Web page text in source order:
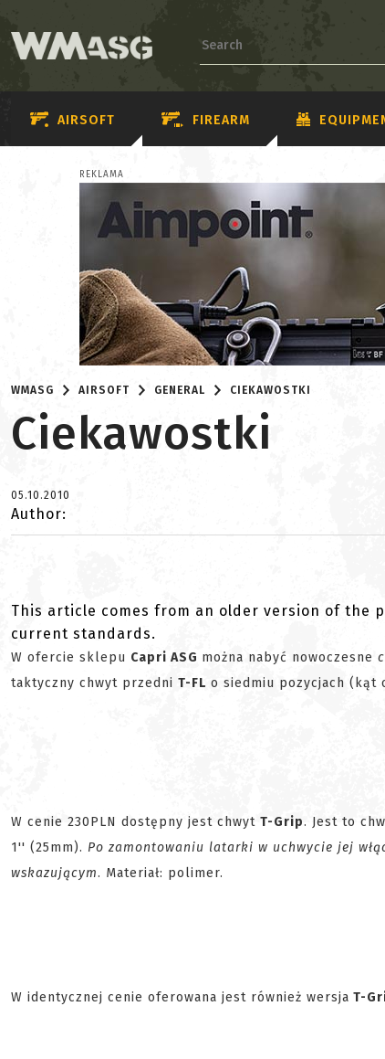
AIRSOFT FIREARM
REKLAMA
WMASG AIRSOFT GENERAL CIEKAWOSTKI
Ciekawostki
05.10.2010
Author:
This article comes from an older version of the
current standards.
W ofercie sklepu Capri ASG można nabyć nowoczesne
taktyczny chwyt przedni T-FL o siedmiu pozycjach (kąt
W cenie 230PLN dostępny jest chwyt T-Grip. Jest to
1'' (25mm). Po zamontowaniu latarki w uchwycie jej
wskazującym. Materiał: polimer.
W identycznej cenie oferowana jest również wersja T-